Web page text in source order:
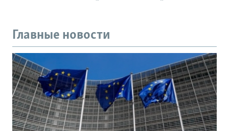
Главные новости